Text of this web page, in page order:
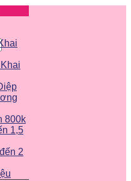
800k
1,5
2